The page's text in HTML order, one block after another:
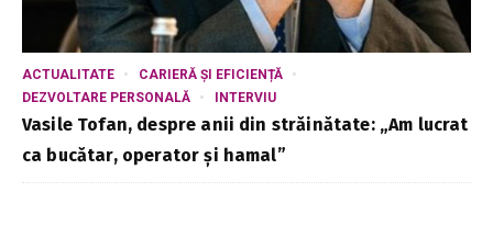
ACTUALITATE
CARIERĂ ȘI EFICIENȚĂ
DEZVOLTARE PERSONALĂ
INTERVIU
Vasile Tofan, despre anii din străinătate: „Am lucrat
ca bucătar, operator și hamal”